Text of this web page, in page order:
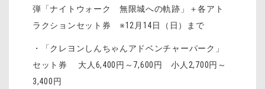
弾「ナイトウォーク 無限城への軌跡」＋各アト
ラクションセット券 ※12月14日（日）まで
・「クレヨンしんちゃんアドベンチャーパーク」
セット券 大人6,400円～7,600円 小人2,700円～
3,400円